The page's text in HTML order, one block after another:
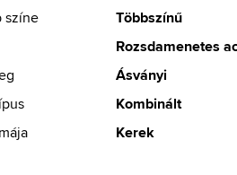
színe
Többszínű
Rozsdamenetes
Ásványi
Kombinált
Kerek